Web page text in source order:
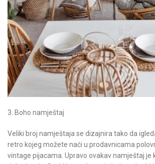
3. Boho namještaj
Veliki broj namještaja se dizajnira tako da
retro kojeg možete naći u prodavnicama
vintage pijacama. Upravo ovakav namještaj je